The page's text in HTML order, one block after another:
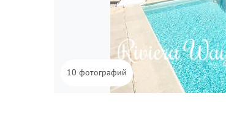
10 фотографий